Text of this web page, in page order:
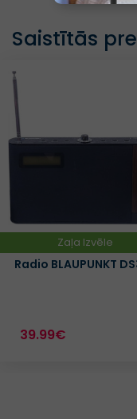
Saistītās
Zaļa Izvēle
Radio BLAUPUNKT
39.99€